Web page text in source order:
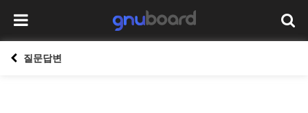
질문답변